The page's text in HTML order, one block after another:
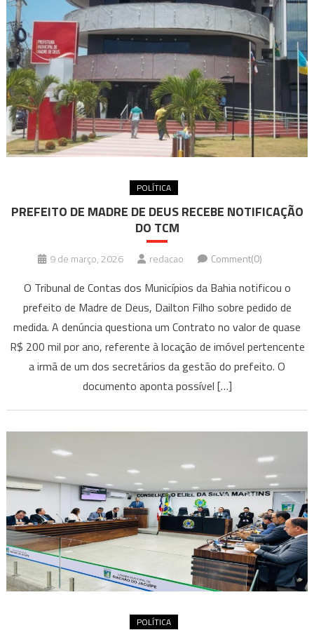
POLÍTICA
PREFEITO DE MADRE DE DEUS RECEBE NOTIFICAÇÃO
DO TCM
9 de março, 2026 redacao Comment(0)
O Tribunal de Contas dos Municípios da Bahia notificou o
prefeito de Madre de Deus, Dailton Filho sobre pedido de
medida. A denúncia questiona um Contrato no valor de quase
R$ 200 mil por ano, referente à locação de imóvel pertencente
a irmã de um dos secretários da gestão do prefeito. O
documento aponta possível […]
POLÍTICA